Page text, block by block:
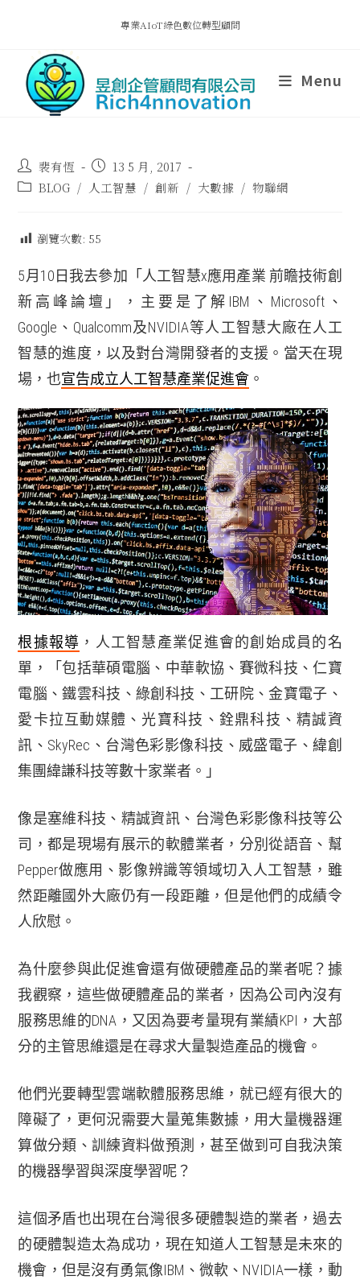
專業AIoT綠色數位轉型顧問
Menu
裴有恆
13 5 月, 2017
BLOG / 人工智慧 / 創新 / 大數據 / 物聯網
瀏覽次數: 55
5月10日我去參加「人工智慧x應用產業 前瞻技術創
新高峰論壇」，主要是了解IBM、Microsoft、
Google、Qualcomm及NVIDIA等人工智慧大廠在人工
智慧的進度，以及對台灣開發者的支援。當天在現
場，也宣告成立人工智慧產業促進會 。
根據報導 ，人工智慧產業促進會的創始成員的名
單，「包括華碩電腦、中華軟協、賽微科技、仁寶
電腦、鐵雲科技、綠創科技、工研院、金寶電子、
愛卡拉互動媒體、光寶科技、銓鼎科技、精誠資
訊、SkyRec、台灣色彩影像科技、威盛電子、緯創
集團緯謙科技等數十家業者。」
像是塞維科技、精誠資訊、台灣色彩影像科技等公
司，都是現場有展示的軟體業者，分別從語音、幫
Pepper做應用、影像辨識等領域切入人工智慧，雖
然距離國外大廠仍有一段距離，但是他們的成績令
人欣慰。
為什麼參與此促進會還有做硬體產品的業者呢？據
我觀察，這些做硬體產品的業者，因為公司內沒有
服務思維的DNA，又因為要考量現有業績KPI，大部
分的主管思維還是在尋求大量製造產品的機會。
他們光要轉型雲端軟體服務思維，就已經有很大的
障礙了，更何況需要大量蒐集數據，用大量機器運
算做分類、訓練資料做預測，甚至做到可自我決策
的機器學習與深度學習呢？
這個矛盾也出現在台灣很多硬體製造的業者，過去
的硬體製造太為成功，現在知道人工智慧是未來的
機會，但是沒有勇氣像IBM、微軟、NVIDIA一樣，動